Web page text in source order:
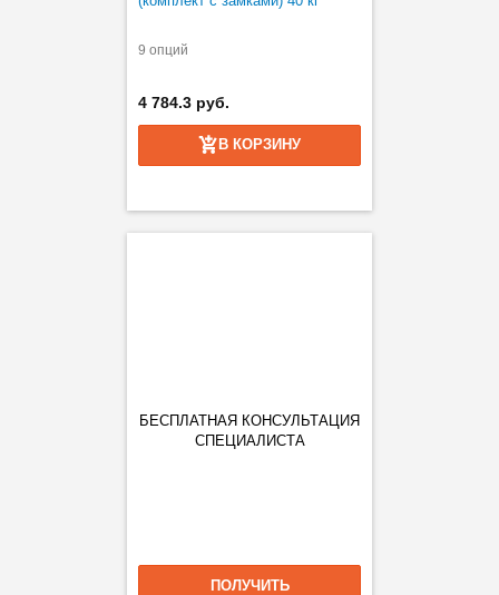
9 опций
4 784.3 руб.
В КОРЗИНУ
БЕСПЛАТНАЯ КОНСУЛЬТАЦИЯ
СПЕЦИАЛИСТА
ПОЛУЧИТЬ